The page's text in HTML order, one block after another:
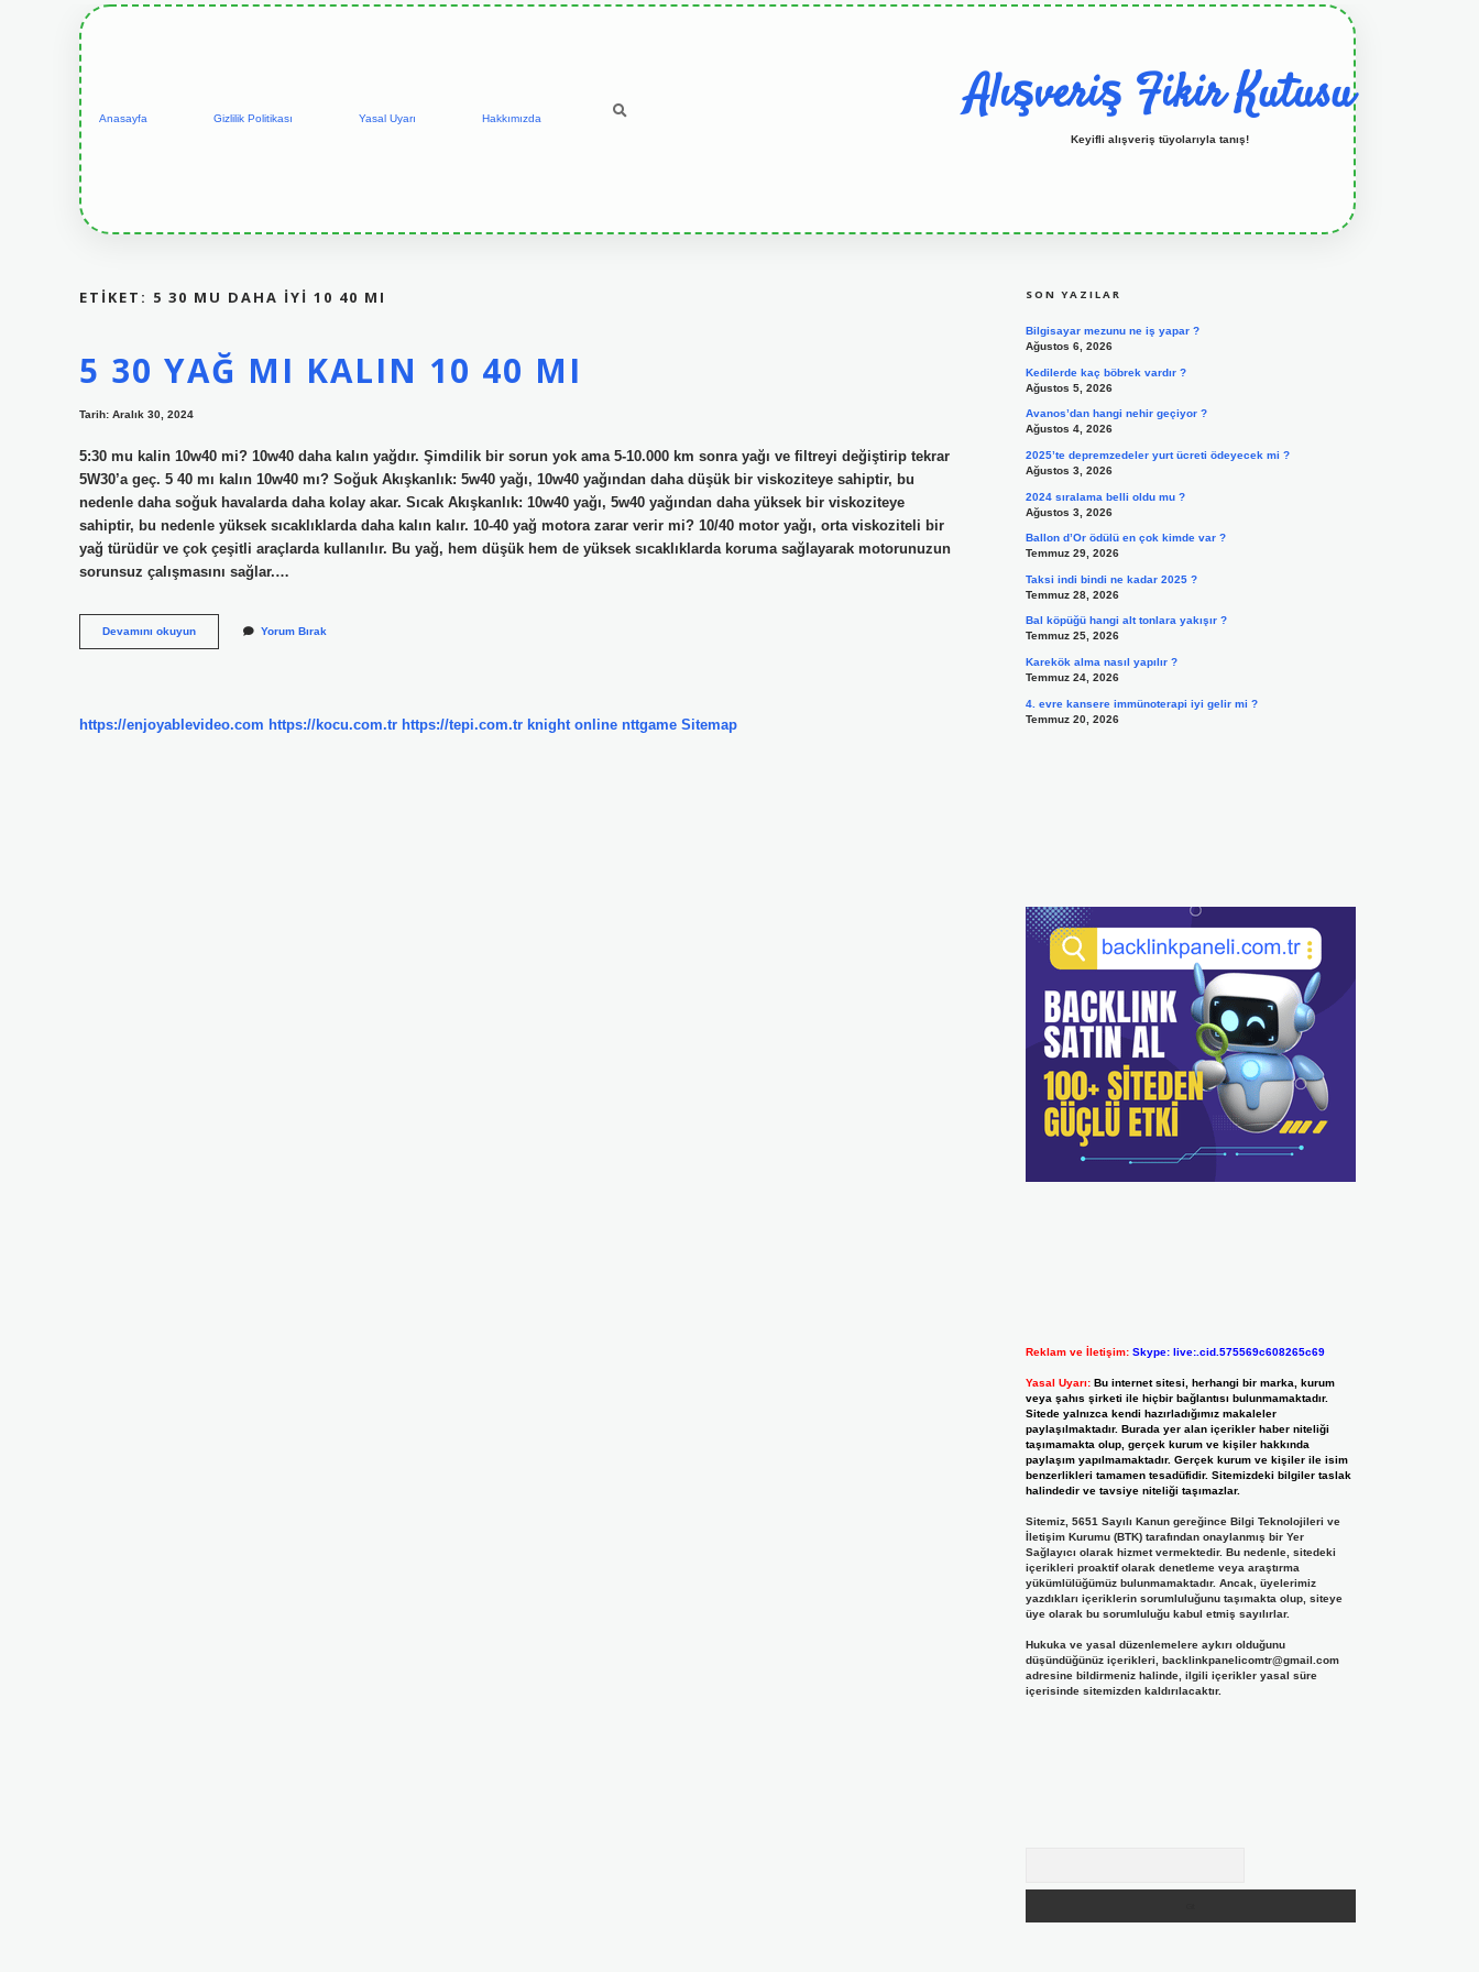
Anasayfa Gizlilik Politikası Yasal Uyarı Hakkımızda Alışveriş Fikir Kutusu
Keyifli alışveriş tüyolarıyla tanış!
ETIKET: 5 30 MU DAHA IYI 10 40 MI
5 30 YAĞ MI KALIN 10 40 MI
Tarih: Aralık 30, 2024
5:30 mu kalin 10w40 mi? 10w40 daha kalın yağdır. Şimdilik bir sorun yok ama 5-10.000 km sonra yağı ve filtreyi değiştirip tekrar
5W30’a geç. 5 40 mı kalın 10w40 mı? Soğuk Akışkanlık: 5w40 yağı, 10w40 yağından daha düşük bir viskoziteye sahiptir, bu
nedenle daha soğuk havalarda daha kolay akar. Sıcak Akışkanlık: 10w40 yağı, 5w40 yağından daha yüksek bir viskoziteye
sahiptir, bu nedenle yüksek sıcaklıklarda daha kalın kalır. 10-40 yağ motora zarar verir mi? 10/40 motor yağı, orta viskoziteli bir
yağ türüdür ve çok çeşitli araçlarda kullanılır. Bu yağ, hem düşük hem de yüksek sıcaklıklarda koruma sağlayarak motorunuzun
sorunsuz çalışmasını sağlar.…
Devamını okuyun5
30
40
Yorum Bırak
https://enjoyablevideo.com https://kocu.com.tr https://tepi.com.tr knight online nttgame Sitemap
SON YAZILAR
Bilgisayar mezunu ne iş yapar ?
Ağustos 6, 2026
Kedilerde kaç böbrek vardır ?
Ağustos 5, 2026
Avanos’dan hangi nehir geçiyor ?
Ağustos 4, 2026
2025’te depremzedeler yurt ücreti ödeyecek mi ?
Ağustos 3, 2026
2024 sıralama belli oldu mu ?
Ağustos 3, 2026
Ballon d’Or ödülü en çok kimde var ?
Temmuz 29, 2026
Taksi indi bindi ne kadar 2025 ?
Temmuz 28, 2026
Bal köpüğü hangi alt tonlara yakışır ?
Temmuz 25, 2026
Karekök alma nasıl yapılır ?
Temmuz 24, 2026
4. evre kansere immünoterapi iyi gelir mi ?
Temmuz 20, 2026
Reklam ve İletişim: Skype: live:.cid.575569c608265c69
Yasal Uyarı: Bu internet sitesi, herhangi bir marka, kurum
veya şahıs şirketi ile hiçbir bağlantısı bulunmamaktadır.
Sitede yalnızca kendi hazırladığımız makaleler
paylaşılmaktadır. Burada yer alan içerikler haber niteliği
taşımamakta olup, gerçek kurum ve kişiler hakkında
paylaşım yapılmamaktadır. Gerçek kurum ve kişiler ile isim
benzerlikleri tamamen tesadüfidir. Sitemizdeki bilgiler taslak
halindedir ve tavsiye niteliği taşımazlar.
Sitemiz, 5651 Sayılı Kanun gereğince Bilgi Teknolojileri ve
İletişim Kurumu (BTK) tarafından onaylanmış bir Yer
Sağlayıcı olarak hizmet vermektedir. Bu nedenle, sitedeki
içerikleri proaktif olarak denetleme veya araştırma
yükümlülüğümüz bulunmamaktadır. Ancak, üyelerimiz
yazdıkları içeriklerin sorumluluğunu taşımakta olup, siteye
üye olarak bu sorumluluğu kabul etmiş sayılırlar.
Hukuka ve yasal düzenlemelere aykırı olduğunu
düşündüğünüz içerikleri, backlinkpanelicomtr@gmail.com
adresine bildirmeniz halinde, ilgili içerikler yasal süre
içerisinde sitemizden kaldırılacaktır.